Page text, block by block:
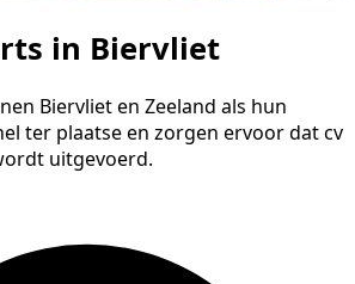
in Biervliet
Biervliet en Zeeland als hun
ter plaatse en zorgen ervoor dat cv
uitgevoerd.